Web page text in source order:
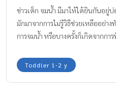
ข่าวเด็ก จมน้ำ มีมาให้ได้ยินกันอยู่
มักมาจากการไม่รู้วิธีช่วยเหลืออย่า
การจมน้ำ หรือบางครั้งก็เกิดจากก
Toddler 1-2 y